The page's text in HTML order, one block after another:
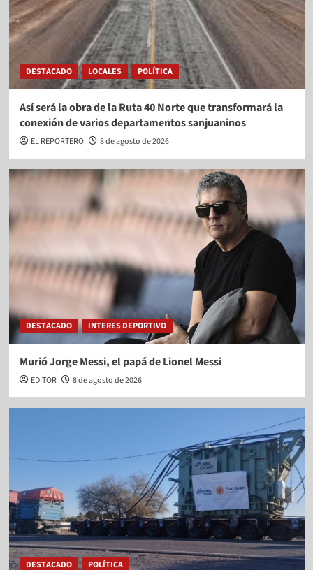
DESTACADO LOCALES POLÍTICA
Así será la obra de la Ruta 40 Norte que transformará la
conexión de varios departamentos sanjuaninos
EL REPORTERO 8 de agosto de 2026
DESTACADO INTERES DEPORTIVO
Murió Jorge Messi, el papá de Lionel Messi
EDITOR 8 de agosto de 2026
DESTACADO POLÍTICA